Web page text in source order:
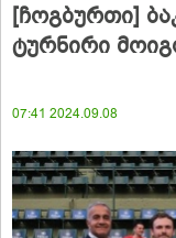
[ჩოგბურთი]
ტურნირი
07:41 2024.09.08